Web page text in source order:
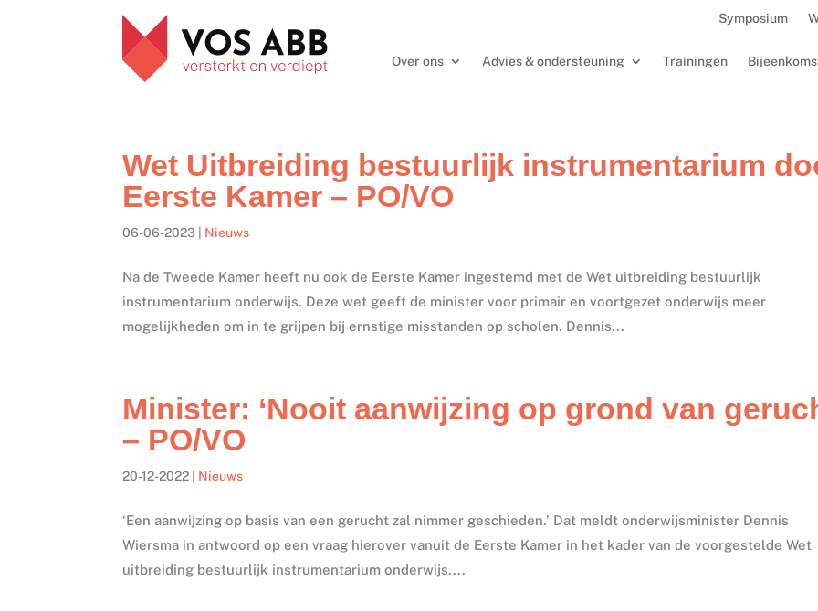
Symposium
Over ons Advies & ondersteuning Trainingen
Wet Uitbreiding bestuurlijk instrumentarium
Eerste Kamer – PO/VO
06-06-2023 Nieuws
Na de Tweede Kamer heeft nu ook de Eerste Kamer ingestemd met de Wet uitbreiding bestuurlijk
instrumentarium onderwijs. Deze wet geeft de minister voor primair en voortgezet onderwijs meer
mogelijkheden om in te grijpen bij ernstige misstanden op scholen. Dennis...
Minister: ‘Nooit aanwijzing op grond van
– PO/VO
20-12-2022 Nieuws
‘Een aanwijzing op basis van een gerucht zal nimmer geschieden.’ Dat meldt onderwijsminister Dennis
Wiersma in antwoord op een vraag hierover vanuit de Eerste Kamer in het kader van de voorgestelde Wet
uitbreiding bestuurlijk instrumentarium onderwijs....